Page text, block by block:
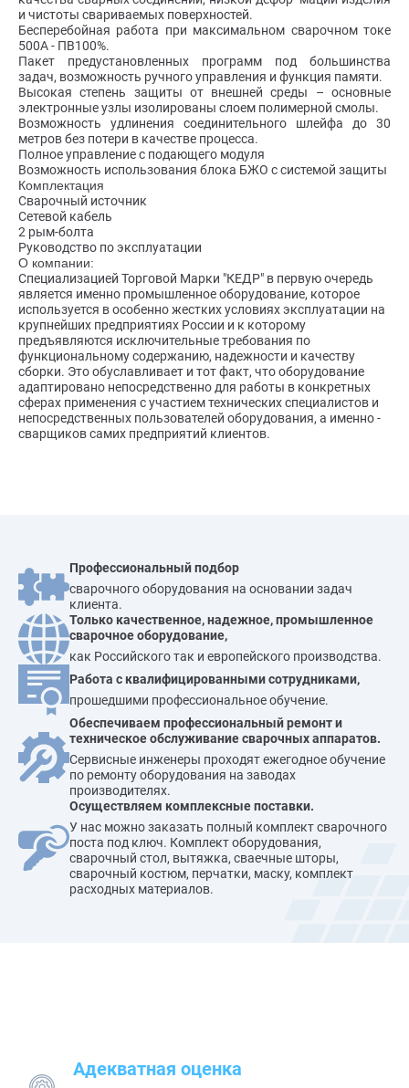
и чистоты свариваемых поверхностей.
Бесперебойная работа при максимальном сварочном токе
500А - ПВ100%.
Пакет предустановленных программ под большинства
задач, возможность ручного управления и функция памяти.
Высокая степень защиты от внешней среды – основные
электронные узлы изолированы слоем полимерной смолы.
Возможность удлинения соединительного шлейфа до 30
метров без потери в качестве процесса.
Полное управление с подающего модуля
Возможность использования блока БЖО с системой защиты
Комплектация
Сварочный источник
Сетевой кабель
2 рым-болта
Руководство по эксплуатации
О компании:
Специализацией Торговой Марки "КЕДР" в первую очередь
является именно промышленное оборудование, которое
используется в особенно жестких условиях эксплуатации на
крупнейших предприятиях России и к которому
предъявляются исключительные требования по
функциональному содержанию, надежности и качеству
сборки. Это обуславливает и тот факт, что оборудование
адаптировано непосредственно для работы в конкретных
сферах применения с участием технических специалистов и
непосредственных пользователей оборудования, а именно -
сварщиков самих предприятий клиентов.
Профессиональный подбор
сварочного оборудования на основании задач
клиента.
Только качественное, надежное, промышленное
сварочное оборудование,
как Российского так и европейского производства.
Работа с квалифицированными сотрудниками,
прошедшими профессиональное обучение.
Обеспечиваем профессиональный ремонт и
техническое обслуживание сварочных аппаратов.
Сервисные инженеры проходят ежегодное обучение
по ремонту оборудования на заводах
производителях.
Осуществляем комплексные поставки.
У нас можно заказать полный комплект сварочного
поста под ключ. Комплект оборудования,
сварочный стол, вытяжка, сваечные шторы,
сварочный костюм, перчатки, маску, комплект
расходных материалов.
Адекватная оценка